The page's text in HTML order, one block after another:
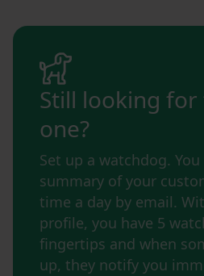
Still looking
one?
Set up a watchdog.
summary of your
time a day by email.
profile, you have 5
fingertips and when
up, they notify you